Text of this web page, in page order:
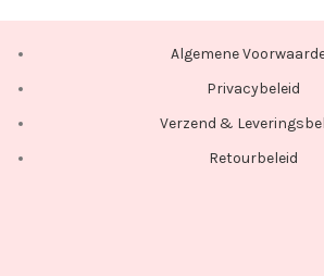
Algemene
Privacybeleid
Verzend &
Retourbeleid